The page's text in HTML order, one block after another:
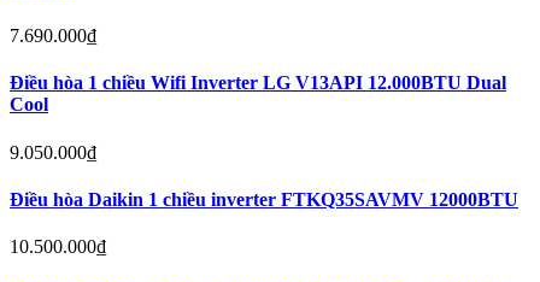
7.690.000₫
Điều hòa 1 chiều Wifi Inverter LG V13API 12.000BTU Dual
Cool
9.050.000₫
Điều hòa Daikin 1 chiều inverter FTKQ35SAVMV 12000BTU
10.500.000₫